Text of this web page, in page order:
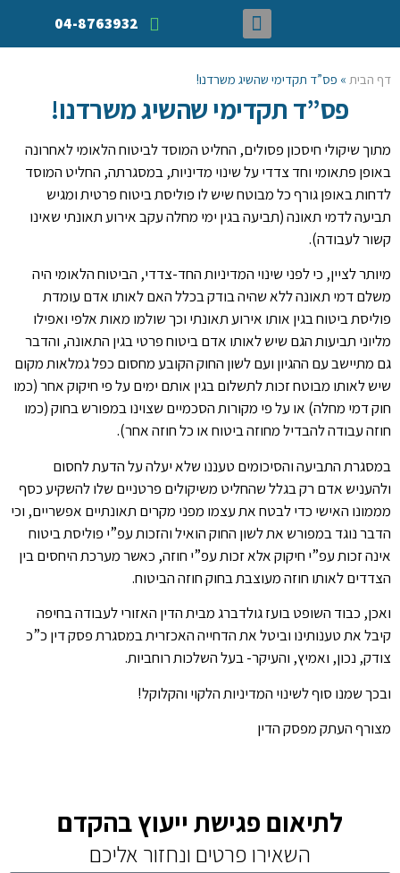
04-8763932
דף הבית » פס”ד תקדימי שהשיג משרדנו!
פס”ד תקדימי שהשיג משרדנו!
מתוך שיקולי חיסכון פסולים, החליט המוסד לביטוח הלאומי לאחרונה
באופן פתאומי וחד צדדי על שינוי מדיניות, במסגרתה, החליט המוסד
לדחות באופן גורף כל מבוטח שיש לו פוליסת ביטוח פרטית ומגיש
תביעה לדמי תאונה (תביעה בגין ימי מחלה עקב אירוע תאונתי שאינו
קשור לעבודה).
מיותר לציין, כי לפני שינוי המדיניות החד-צדדי, הביטוח הלאומי היה
משלם דמי תאונה ללא שהיה בודק בכלל האם לאותו אדם עומדת
פוליסת ביטוח בגין אותו אירוע תאונתי וכך שולמו מאות אלפי ואפילו
מליוני תביעות הגם שיש לאותו אדם ביטוח פרטי בגין התאונה, והדבר
גם מתיישב עם ההגיון ועם לשון החוק הקובע מחסום כפל גמלאות מקום
שיש לאותו מבוטח זכות לתשלום בגין אותם ימים על פי חיקוק אחר (כמו
חוק דמי מחלה) או על פי מקורות הסכמיים שצוינו במפורש בחוק (כמו
חוזה עבודה להבדיל מחוזה ביטוח או כל חוזה אחר).
במסגרת התביעה והסיכומים טעננו שלא יעלה על הדעת לחסום
ולהעניש אדם רק בגלל שהחליט משיקולים פרטניים שלו להשקיע כסף
מממונו האישי כדי לבטח את עצמו מפני מקרים תאונתיים אפשריים, וכי
הדבר נוגד במפורש את לשון החוק הואיל והזכות עפ”י פוליסת ביטוח
אינה זכות עפ”י חיקוק אלא זכות עפ”י חוזה, כאשר מערכת היחסים בין
הצדדים לאותו חוזה מעוצבת בחוק חוזה הביטוח.
ואכן, כבוד השופט בועז גולדברג מבית הדין האזורי לעבודה בחיפה
קיבל את טענותינו וביטל את הדחייה האכזרית במסגרת פסק דין כ”כ
צודק, נכון, ואמיץ, והעיקר- בעל השלכות רוחביות.
ובכך שמנו סוף לשינוי המדיניות הלקוי והקלוקל!
מצורף העתק מפסק הדין
לתיאום פגישת ייעוץ בהקדם
השאירו פרטים ונחזור אליכם